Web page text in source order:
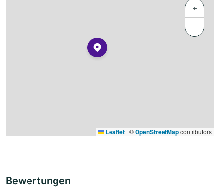
+
−
Leaflet | ©OpenStreetMapcontributors
Bewertungen